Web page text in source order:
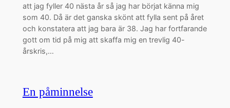
att jag fyller 40 nästa år så jag har börjat känna mig
som 40. Då är det ganska skönt att fylla sent på året
och konstatera att jag bara är 38. Jag har fortfarande
gott om tid på mig att skaffa mig en trevlig 40-
årskris,…
En påminnelse